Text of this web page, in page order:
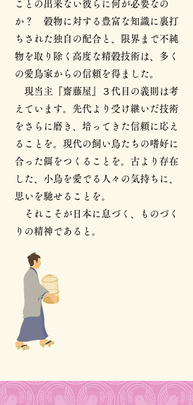
ことの出来ない彼らに何が必要なの
か？ 穀物に対する豊富な知識に裏打
ちされた独自の配合と、限界まで不純
物を取り除く高度な精穀技術は、多く
の愛鳥家からの信頼を得ました。
現当主『齋藤屋』３代目の義則は考
えています。先代より受け継いだ技術
をさらに磨き、培ってきた信頼に応え
ることを。現代の飼い鳥たちの嗜好に
合った餌をつくることを。古より存在
した、小鳥を愛でる人々の気持ちに、
思いを馳せることを。
それこそが日本に息づく、ものづく
りの精神であると。